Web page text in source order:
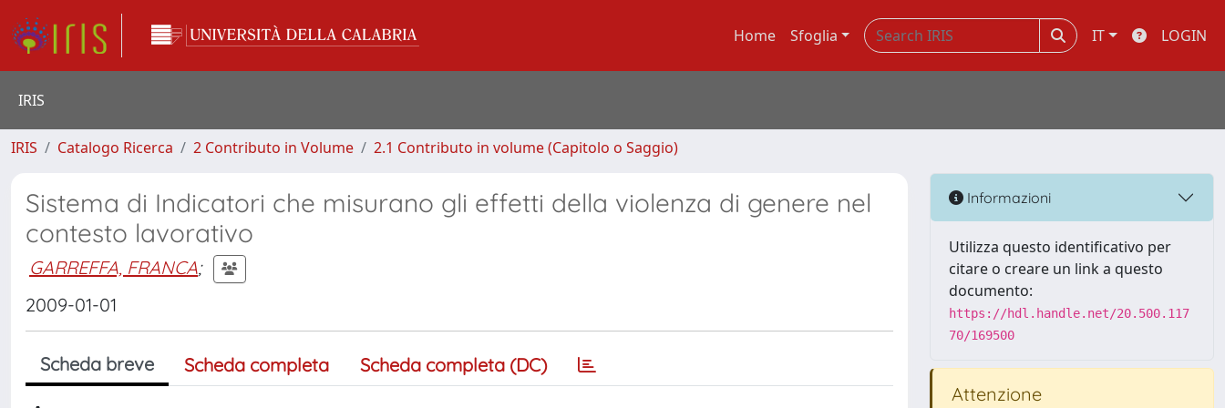
Home Sfoglia IT LOGIN
IRIS
IRIS Catalogo Ricerca 2 Contributo in Volume 2.1 Contributo in volume (Capitolo o Saggio)
Sistema di Indicatori che misurano gli effetti della violenza di genere nel
contesto lavorativo
GARREFFA, FRANCA;
2009-01-01
Scheda breve Scheda completa Scheda completa (DC)
Informazioni
Utilizza questo identificativo per
citare o creare un link a questo
documento:
https://hdl.handle.net/20.500.117
70/169500
Attenzione